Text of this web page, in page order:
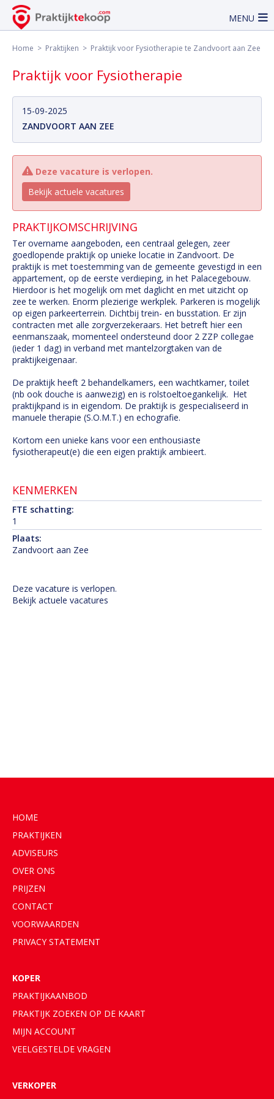
MENU
Home > Praktijken > Praktijk voor Fysiotherapie te Zandvoort aan Zee
Praktijk voor Fysiotherapie
15-09-2025
ZANDVOORT AAN ZEE
Deze vacature is verlopen.
Bekijk actuele vacatures
PRAKTIJKOMSCHRIJVING
Ter overname aangeboden, een centraal gelegen, zeer
goedlopende praktijk op unieke locatie in Zandvoort. De
praktijk is met toestemming van de gemeente gevestigd in een
appartement, op de eerste verdieping, in het Palacegebouw.
Hierdoor is het mogelijk om met daglicht en met uitzicht op
zee te werken. Enorm plezierige werkplek. Parkeren is mogelijk
op eigen parkeerterrein. Dichtbij trein- en busstation. Er zijn
contracten met alle zorgverzekeraars. Het betreft hier een
eenmanszaak, momenteel ondersteund door 2 ZZP collegae
(ieder 1 dag) in verband met mantelzorgtaken van de
praktijkeigenaar.
De praktijk heeft 2 behandelkamers, een wachtkamer, toilet
(nb ook douche is aanwezig) en is rolstoeltoegankelijk. Het
praktijkpand is in eigendom. De praktijk is gespecialiseerd in
manuele therapie (S.O.M.T.) en echografie.
Kortom een unieke kans voor een enthousiaste
fysiotherapeut(e) die een eigen praktijk ambieert.
KENMERKEN
FTE schatting:
1
Plaats:
Zandvoort aan Zee
Deze vacature is verlopen.
Bekijk actuele vacatures
HOME
PRAKTIJKEN
ADVISEURS
OVER ONS
PRIJZEN
CONTACT
VOORWAARDEN
PRIVACY STATEMENT
KOPER
PRAKTIJKAANBOD
PRAKTIJK ZOEKEN OP DE KAART
MIJN ACCOUNT
VEELGESTELDE VRAGEN
VERKOPER